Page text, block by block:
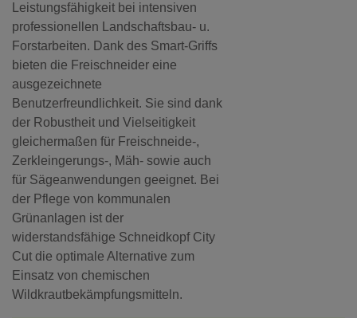
Leistungsfähigkeit bei intensiven
professionellen Landschaftsbau- u.
Forstarbeiten. Dank des Smart-Griffs
bieten die Freischneider eine
ausgezeichnete
Benutzerfreundlichkeit. Sie sind dank
der Robustheit und Vielseitigkeit
gleichermaßen für Freischneide-,
Zerkleingerungs-, Mäh- sowie auch
für Sägeanwendungen geeignet. Bei
der Pflege von kommunalen
Grünanlagen ist der
widerstandsfähige Schneidkopf City
Cut die optimale Alternative zum
Einsatz von chemischen
Wildkrautbekämpfungsmitteln.